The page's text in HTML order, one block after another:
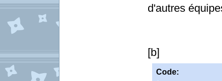
d'autres
[b]
Code: